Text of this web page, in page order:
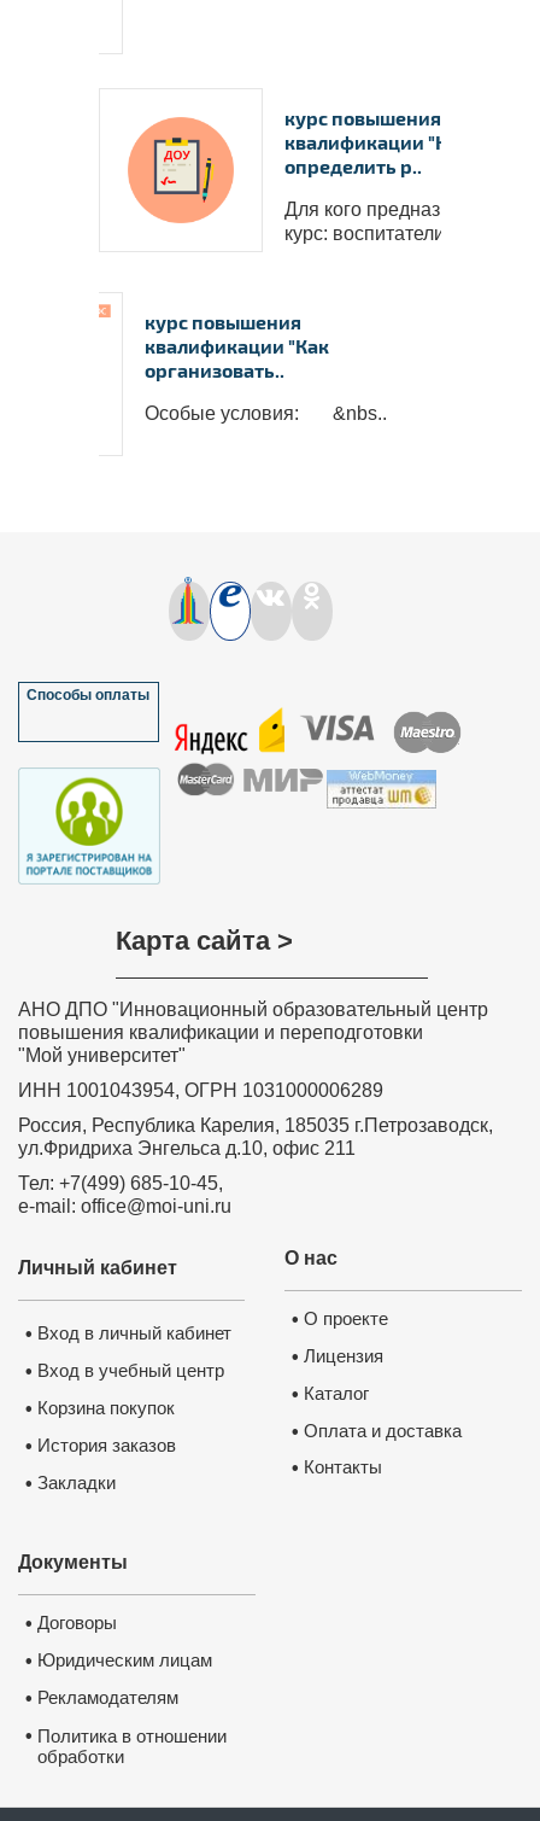
курс повышения
квалификации "Как
определить р..
Для кого предназначен
курс: воспитатели, м..
курс повышения
квалификации "Как
организовать..
Особые условия: &nbs..
Способы оплаты
Карта сайта >
АНО ДПО "Инновационный образовательный центр
повышения квалификации и переподготовки
"Мой университет"
ИНН 1001043954, ОГРН 1031000006289
Россия, Республика Карелия, 185035 г.Петрозаводск,
ул.Фридриха Энгельса д.10, офис 211
Тел: +7(499) 685-10-45,
e-mail: office@moi-uni.ru
О нас
• О проекте
• Лицензия
• Каталог
• Оплата и доставка
• Контакты
Личный кабинет
• Вход в личный кабинет
• Вход в учебный центр
• Корзина покупок
• История заказов
• Закладки
Документы
• Договоры
• Юридическим лицам
• Рекламодателям
• Политика в отношении
обработки